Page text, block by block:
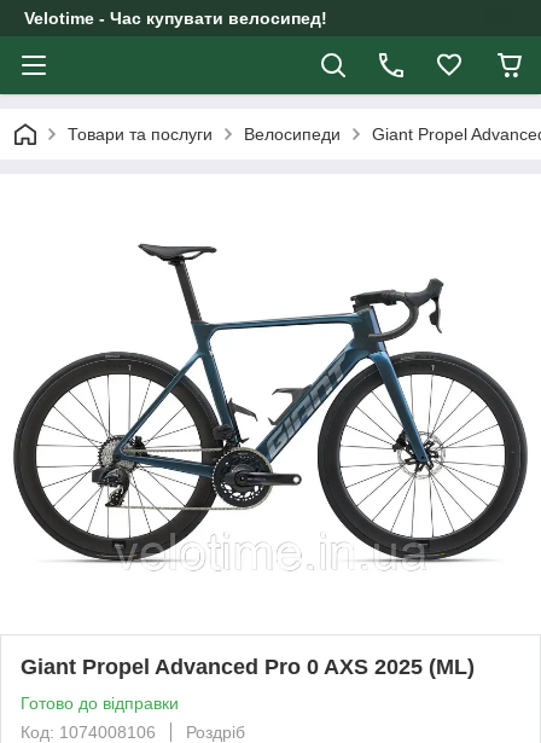
Velotime - Час купувати велосипед!
Товари та послуги Велосипеди Giant Propel
Giant Propel Advanced Pro 0 AXS 2025 (ML)
Готово до відправки
Код: 1074008106
Роздріб